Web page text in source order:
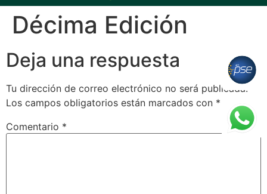
Décima Edición
Deja una respuesta
Tu dirección de correo electrónico no será publicada.
Los campos obligatorios están marcados con *
Comentario *